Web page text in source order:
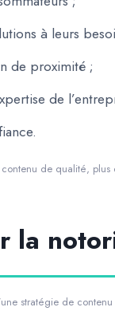
à leurs
de proximité ;
de
de qualité, plus
la
stratégie de